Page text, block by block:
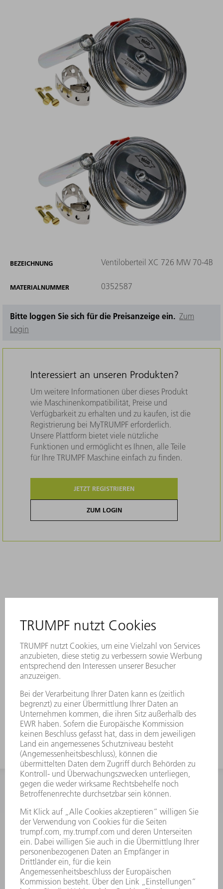
BEZEICHNUNG Ventiloberteil XC 726 MW 70-4B
MATERIALNUMMER 0352587
Bitte loggen Sie sich für die Preisanzeige ein. Zum
Login
Interessiert an unseren Produkten?
Um weitere Informationen über dieses Produkt
wie Maschinenkompatibilität, Preise und
Verfügbarkeit zu erhalten und zu kaufen, ist die
Registrierung bei MyTRUMPF erforderlich.
Unsere Plattform bietet viele nützliche
Funktionen und ermöglicht es Ihnen, alle Teile
für Ihre TRUMPF Maschine einfach zu finden.
JETZT REGISTRIEREN
ZUM LOGIN
INFORMATION
Häufig gestellte Fragen
Allgemeine Geschäftsbedingungen
KONTAKT
After Sales
+43722160396550
Mo - Do: 08:00 -17:30 Uhr
Fr: 08:00 -16:30 Uhr